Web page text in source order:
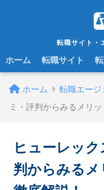
転職サイト・
ホーム 転職サイト
ホーム 転職エージ
ミ・評判からみるメリ
ヒューレッ
判からみる